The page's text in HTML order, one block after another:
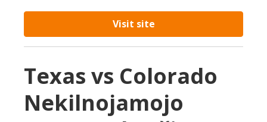
Visit site
Texas vs Colorado
Nekilnojamojo